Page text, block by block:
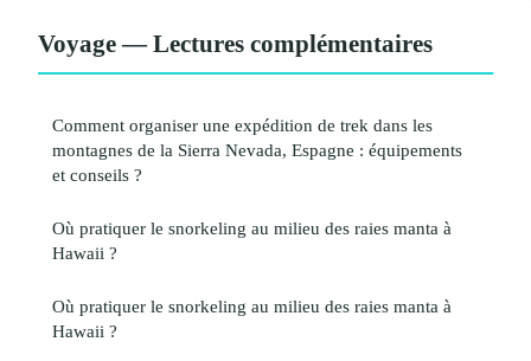
Voyage — Lectures complémentaires
Comment organiser une expédition de trek dans les
montagnes de la Sierra Nevada, Espagne : équipements
et conseils ?
Où pratiquer le snorkeling au milieu des raies manta à
Hawaii ?
Où pratiquer le snorkeling au milieu des raies manta à
Hawaii ?